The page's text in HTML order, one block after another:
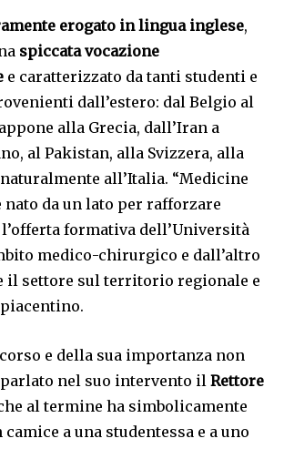
erogato in lingua inglese,
spiccata vocazione
e caratterizzato da tanti studenti e
dall’estero: dal Belgio al
alla Grecia, dall’Iran a
al Pakistan, alla Svizzera, alla
all’Italia. “Medicine
nato da un lato per rafforzare
formativa dell’Università
medico-chirurgico e dall’altro
il settore sul territorio regionale e
e della sua importanza non
nel suo intervento il Rettore
al termine ha simbolicamente
a una studentessa e a uno